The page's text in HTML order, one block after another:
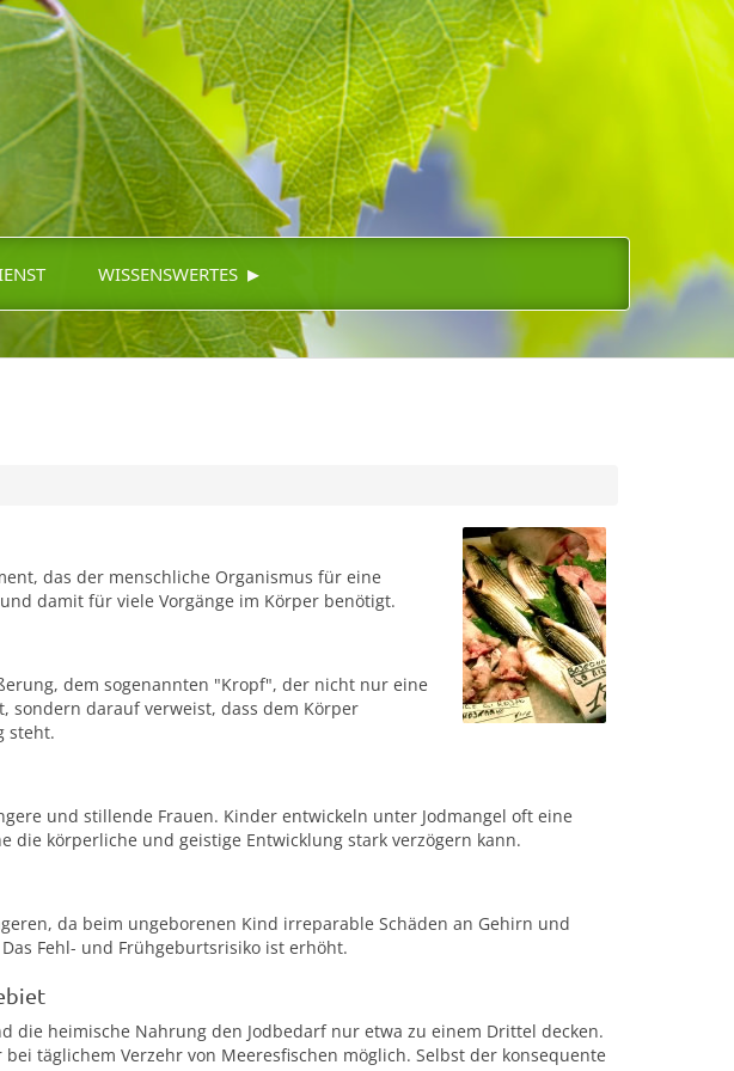
WISSENSWERTES ▸
das der menschliche Organismus für eine
damit für viele Vorgänge im Körper benötigt.
dem sogenannten "Kropf", der nicht nur eine
sondern darauf verweist, dass dem Körper
steht.
und stillende Frauen. Kinder entwickeln unter Jodmangel oft eine
die körperliche und geistige Entwicklung stark verzögern kann.
da beim ungeborenen Kind irreparable Schäden an Gehirn und
Fehl- und Frühgeburtsrisiko ist erhöht.
die heimische Nahrung den Jodbedarf nur etwa zu einem Drittel decken.
bei täglichem Verzehr von Meeresfischen möglich. Selbst der konsequente